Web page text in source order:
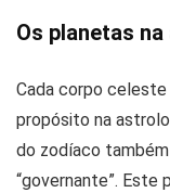
Os planetas
Cada corpo
propósito na
do zodíaco
“governante”. Este